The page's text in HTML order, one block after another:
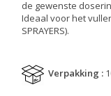
de gewenste
Ideaal voor het
SPRAYERS).
Verpakking :